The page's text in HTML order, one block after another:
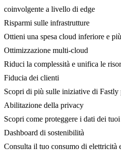
coinvolgente a livello di edge
Risparmi sulle infrastrutture
Ottieni una spesa cloud inferiore e
Ottimizzazione multi-cloud
Riduci la complessità e unifica le
Fiducia dei clienti
Scopri di più sulle iniziative di
Abilitazione della privacy
Scopri come proteggere i dati dei
Dashboard di sostenibilità
Consulta il tuo consumo di elettricità